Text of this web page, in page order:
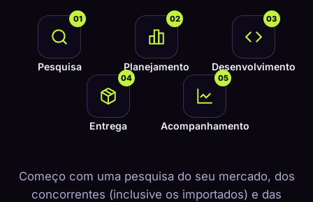
01
Pesquisa
02
Planejamento
03
Desenvolvimento
04
Entrega
05
Acompanhamento
Começo com uma pesquisa do seu mercado, dos
concorrentes (inclusive os importados) e das